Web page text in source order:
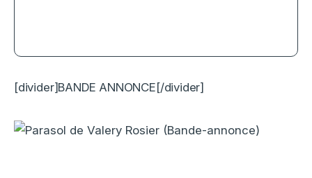
[divider]BANDE ANNONCE[/divider]